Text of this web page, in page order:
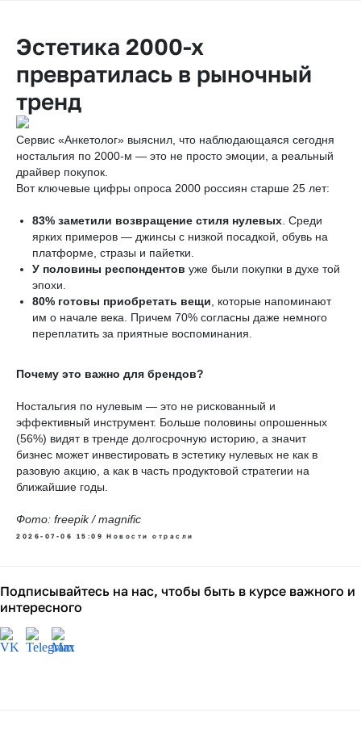
Эстетика 2000-х
превратилась в рыночный
тренд
Сервис «Анкетолог» выяснил, что наблюдающаяся сегодня
ностальгия по 2000-м — это не просто эмоции, а реальный
драйвер покупок.
Вот ключевые цифры опроса 2000 россиян старше 25 лет:
83% заметили возвращение стиля нулевых . Среди
ярких примеров — джинсы с низкой посадкой, обувь на
платформе, стразы и пайетки.
У половины респондентов уже были покупки в духе той
эпохи.
80% готовы приобретать вещи , которые напоминают
им о начале века. Причем 70% согласны даже немного
переплатить за приятные воспоминания.
Почему это важно для брендов?
Ностальгия по нулевым — это не рискованный и
эффективный инструмент. Больше половины опрошенных
(56%) видят в тренде долгосрочную историю, а значит
бизнес может инвестировать в эстетику нулевых не как в
разовую акцию, а как в часть продуктовой стратегии на
ближайшие годы.
Фото: freepik / magnific
2026-07-06 15:09 Новости отрасли
Подписывайтесь на нас, чтобы быть в курсе важного и
интересного